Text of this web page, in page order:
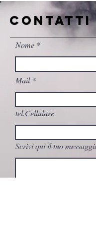
CONTATTI
Nome
Mail
tel.Cellulare
Scrivi qui il tuo